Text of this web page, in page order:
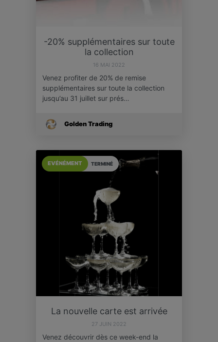
-20% supplémentaires sur toute
la collection
16 MAI 2022
Venez profiter de 20% de remise
supplémentaires sur toute la collection
jusqu’au 31 juillet sur prés…
Golden Trading
TERMINÉ
EVÉNÉMENT
La nouvelle carte est arrivée
27 JUIN 2022
Venez découvrir dès ce week-end la